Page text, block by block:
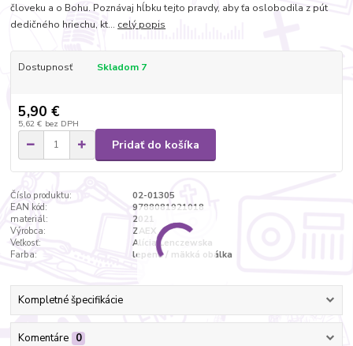
človeku a o Bohu. Poznávaj hĺbku tejto pravdy, aby ťa oslobodila z pút
dedičného hriechu, kt... celý popis
Dostupnosť Skladom 7
5,90 €
5,62 € bez DPH
Pridať do košíka
Číslo produktu:
02-01305
EAN kód:
9788081921018
materiál:
2021
Výrobca:
ZAEX
Veľkosť:
Alícia Lenczewska
Farba:
lepená / mäkká obálka
Kompletné špecifikácie
Komentáre 0